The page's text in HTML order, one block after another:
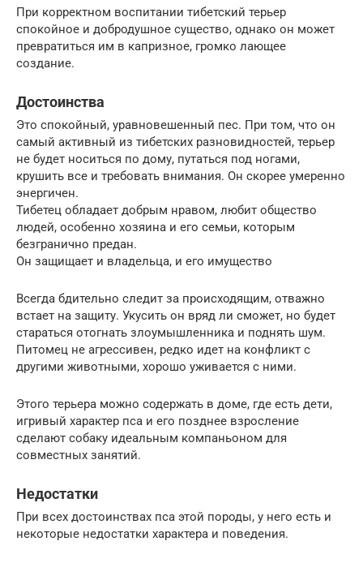
При корректном воспитании тибетский терьер
спокойное и добродушное существо, однако он может
превратиться им в капризное, громко лающее
создание.
Достоинства
Это спокойный, уравновешенный пес. При том, что он
самый активный из тибетских разновидностей, терьер
не будет носиться по дому, путаться под ногами,
крушить все и требовать внимания. Он скорее умеренно
энергичен.
Тибетец обладает добрым нравом, любит общество
людей, особенно хозяина и его семьи, которым
безгранично предан.
Он защищает и владельца, и его имущество
Всегда бдительно следит за происходящим, отважно
встает на защиту. Укусить он вряд ли сможет, но будет
стараться отогнать злоумышленника и поднять шум.
Питомец не агрессивен, редко идет на конфликт с
другими животными, хорошо уживается с ними.
Этого терьера можно содержать в доме, где есть дети,
игривый характер пса и его позднее взросление
сделают собаку идеальным компаньоном для
совместных занятий.
Недостатки
При всех достоинствах пса этой породы, у него есть и
некоторые недостатки характера и поведения.